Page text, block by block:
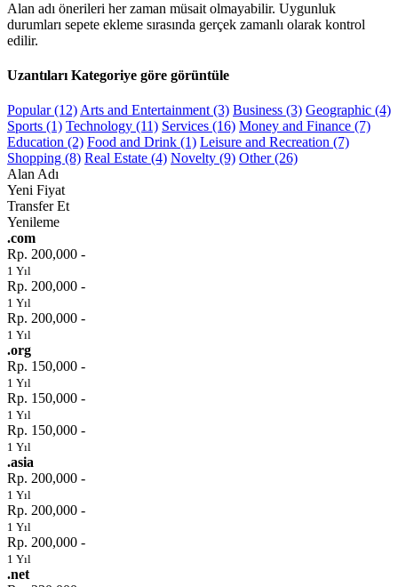
Alan adı önerileri her zaman müsait olmayabilir. Uygunluk
durumları sepete ekleme sırasında gerçek zamanlı olarak kontrol
edilir.
Uzantıları Kategoriye göre görüntüle
Popular (12) Arts and Entertainment (3) Business (3) Geographic (4)
Sports (1) Technology (11) Services (16) Money and Finance (7)
Education (2) Food and Drink (1) Leisure and Recreation (7)
Shopping (8) Real Estate (4) Novelty (9) Other (26)
Alan Adı
Yeni Fiyat
Transfer Et
Yenileme
.com
Rp. 200,000 -
1 Yıl
Rp. 200,000 -
1 Yıl
Rp. 200,000 -
1 Yıl
.org
Rp. 150,000 -
1 Yıl
Rp. 150,000 -
1 Yıl
Rp. 150,000 -
1 Yıl
.asia
Rp. 200,000 -
1 Yıl
Rp. 200,000 -
1 Yıl
Rp. 200,000 -
1 Yıl
.net